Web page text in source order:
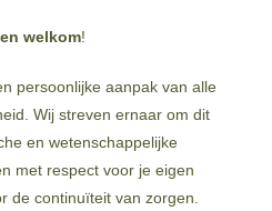
welkom!
persoonlijke aanpak van alle
Wij streven ernaar om dit
en wetenschappelijke
met respect voor je eigen
de continuïteit van zorgen.